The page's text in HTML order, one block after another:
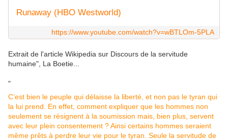
Runaway (HBO Westworld)
https://www.youtube.com/watch?v=wBTLOm-5PLA
Extrait de l'article Wikipedia sur Discours de la servitude
humaine", La Boetie...
"
C’est bien le peuple qui délaisse la liberté, et non pas le tyran qui
la lui prend. En effet, comment expliquer que les hommes non
seulement se résignent à la soumission mais, bien plus, servent
avec leur plein consentement ? Ainsi certains hommes seraient
même prêts à perdre leur vie pour le tyran. Seule la servitude de